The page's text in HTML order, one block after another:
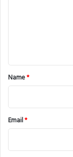
*
Name*
Email*